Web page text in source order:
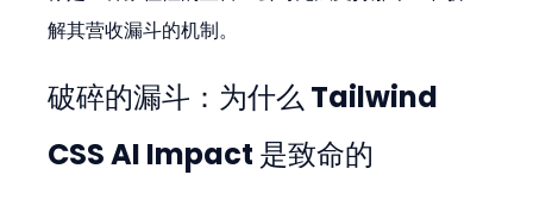
解其营收漏斗的机制。
破碎的漏斗：为什么 Tailwind
CSS AI Impact 是致命的